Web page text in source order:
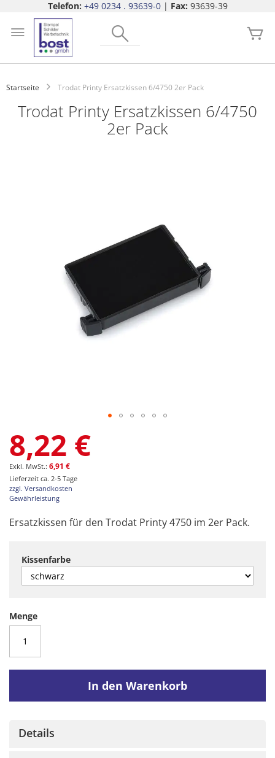
Telefon: +49 0234 . 93639-0| Fax: 93639-39
springen
Startseite Trodat Printy Ersatzkissen 6/4750 2er Pack
Trodat Printy Ersatzkissen 6/4750
2er Pack
Anfang
der
Bildgalerie
springen
8,22 €
6,91 €
Lieferzeit ca. 2-5 Tage
zzgl. Versandkosten
Gewährleistung
Ersatzkissen für den Trodat Printy 4750 im 2er Pack.
Kissenfarbe
Menge
In den Warenkorb
Details